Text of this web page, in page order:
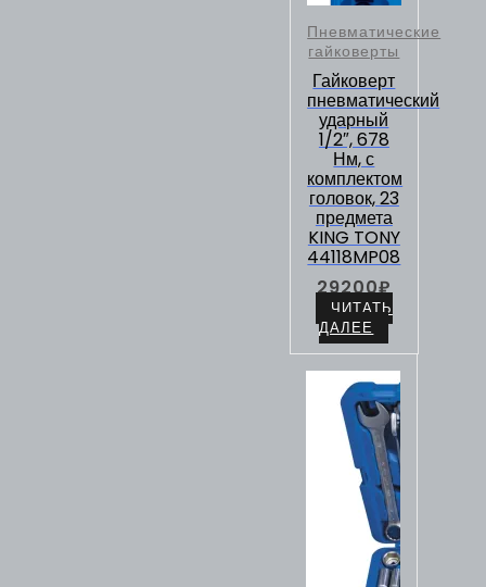
Пневматические
гайковерты
Гайковерт
пневматический
ударный
1/2″, 678
Нм, с
комплектом
головок, 23
предмета
KING TONY
44118MP08
29200₽
ЧИТАТЬ
ДАЛЕЕ